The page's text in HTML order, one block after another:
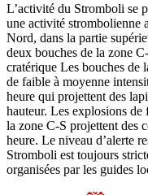
L’activité du Stromboli se
une activité strombolienne
Nord, dans la partie
deux bouches de la zone
cratérique Les bouches de
de faible à moyenne
heure qui projettent des
hauteur. Les explosions de
la zone C-S projettent des
heure. Le niveau d’alerte
Stromboli est toujours
organisées par les guides